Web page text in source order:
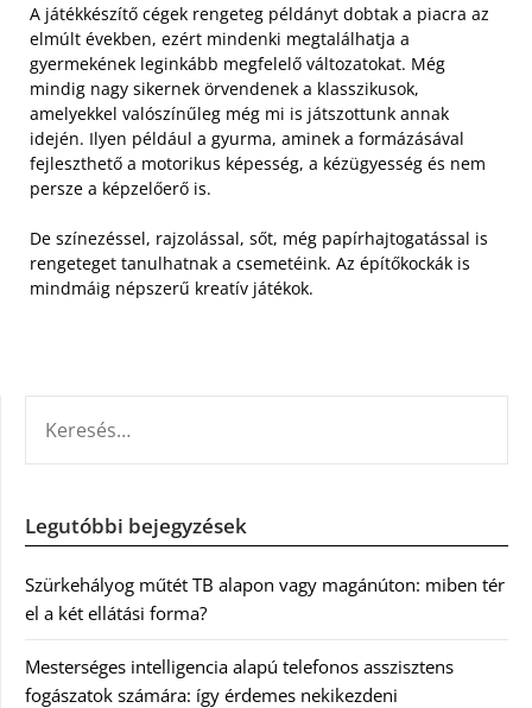
A játékkészítő cégek rengeteg példányt dobtak a piacra az
elmúlt években, ezért mindenki megtalálhatja a
gyermekének leginkább megfelelő változatokat. Még
mindig nagy sikernek örvendenek a klasszikusok,
amelyekkel valószínűleg még mi is játszottunk annak
idején. Ilyen például a gyurma, aminek a formázásával
fejleszthető a motorikus képesség, a kézügyesség és nem
persze a képzelőerő is.
De színezéssel, rajzolással, sőt, még papírhajtogatással is
rengeteget tanulhatnak a csemetéink. Az építőkockák is
mindmáig népszerű kreatív játékok.
Legutóbbi bejegyzések
Szürkehályog műtét TB alapon vagy magánúton: miben tér
el a két ellátási forma?
Mesterséges intelligencia alapú telefonos asszisztens
fogászatok számára: így érdemes nekikezdeni